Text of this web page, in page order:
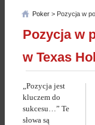
Poker > Pozycja w
Pozycja w
w Texas
„Pozycja jest
kluczem do
sukcesu…” Te
słowa są